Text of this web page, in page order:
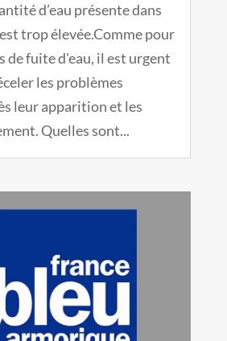
d’eau présente dans
trop élevée.Comme pour
de fuite d'eau, il est urgent
les problèmes
leur apparition et les
Quelles sont...